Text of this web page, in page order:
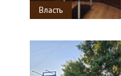
Власть